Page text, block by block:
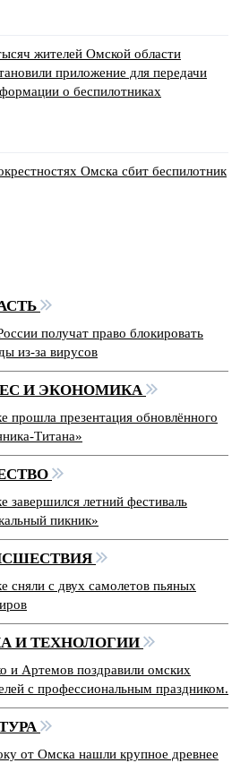
жителей Омской области
приложение для передачи
о беспилотниках
Омска сбит беспилотник
получат право блокировать
из-за вирусов
И ЭКОНОМИКА
прошла презентация обновлённого
Титана»
завершился летний фестиваль
пикник»
сняли с двух самолетов пьяных
И ТЕХНОЛОГИИ
и Артемов поздравили омских
с профессиональным праздником.
от Омска нашли крупное древнее